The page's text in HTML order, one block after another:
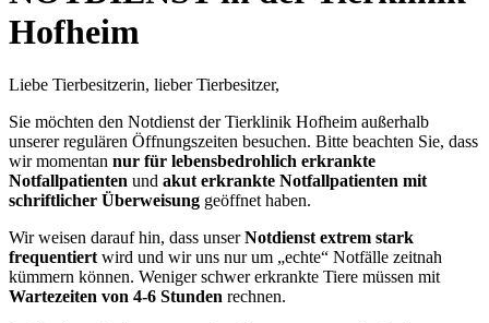
Hofheim
Liebe Tierbesitzerin, lieber Tierbesitzer,
Sie möchten den Notdienst der Tierklinik Hofheim außerhalb
unserer regulären Öffnungszeiten besuchen. Bitte beachten Sie, dass
wir momentan nur für lebensbedrohlich erkrankte
Notfallpatienten und akut erkrankte Notfallpatienten mit
schriftlicher Überweisung geöffnet haben.
Wir weisen darauf hin, dass unserNotdienst extrem stark
frequentiertwird und wir uns nur um „echte“ Notfälle zeitnah
kümmern können. Weniger schwer erkrankte Tiere müssen mit
Wartezeiten von 4-6 Stunden rechnen.